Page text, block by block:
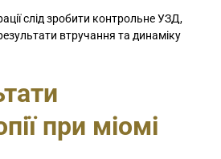
слід зробити контрольне УЗД,
втручання та динаміку
при міомі